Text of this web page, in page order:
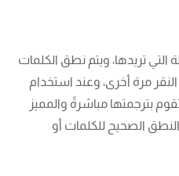
تريدها، ويتم نطق الكلمات
مرة أخرى، وعند استخدام
بترجمتها مباشرةً والمميز
الصحيح للكلمات أو